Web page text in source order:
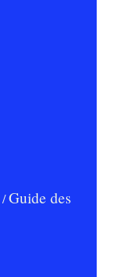
/Guide des